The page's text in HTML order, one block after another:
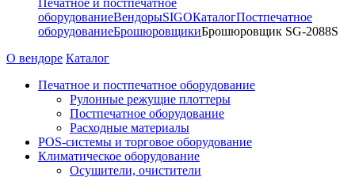
оборудованиеВендорыSIGOКаталогПостпечатное
оборудованиеБрошюровщикиБрошюровщик SG-2088S
О вендоре Каталог
Печатное и постпечатное оборудование
Рулонные режущие плоттеры
Постпечатное оборудование
Расходные материалы
POS-системы и торговое оборудование
Климатическое оборудование
Осушители, очистители